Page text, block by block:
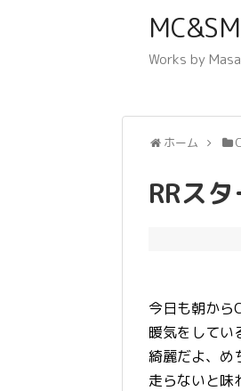
Works by
ホーム
RRス
今日も朝から
暖気をしてい
綺麗だよ、め
走らないと味